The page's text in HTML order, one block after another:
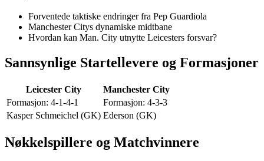
Forventede taktiske endringer fra Pep Guardiola
Manchester Citys dynamiske midtbane
Hvordan kan Man. City utnytte Leicesters forsvar?
Sannsynlige Startellevere og Formasjoner
Leicester City
Manchester City
Formasjon: 4-1-4-1
Formasjon: 4-3-3
Kasper Schmeichel (GK) Ederson (GK)
Nøkkelspillere og Matchvinnere